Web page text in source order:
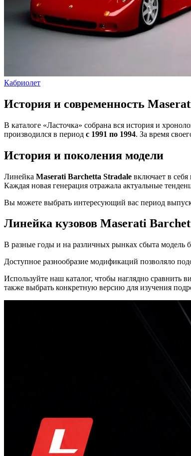
Кабриолет
История и современность
В каталоге «Ласточка» собрана вся история и
производился в период с 1991 по 1994. За время
История и поколения модели
Линейка Maserati Barchetta Stradale включает в
Каждая новая генерация отражала актуальные
Вы можете выбрать интересующий вас период
Линейка кузовов Maserati
В разные годы и на различных рынках сбыта модель
Доступное разнообразие модификаций позволяло
Используйте наш каталог, чтобы наглядно сравнить
также выбрать конкретную версию для изучения